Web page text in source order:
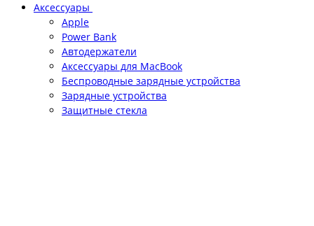
Аксессуары
Apple
Power Bank
Автодержатели
Аксессуары для MacBook
Беспроводные зарядные устройства
Зарядные устройства
Защитные стекла